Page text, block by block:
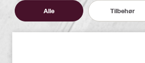
Alle Tilbehør